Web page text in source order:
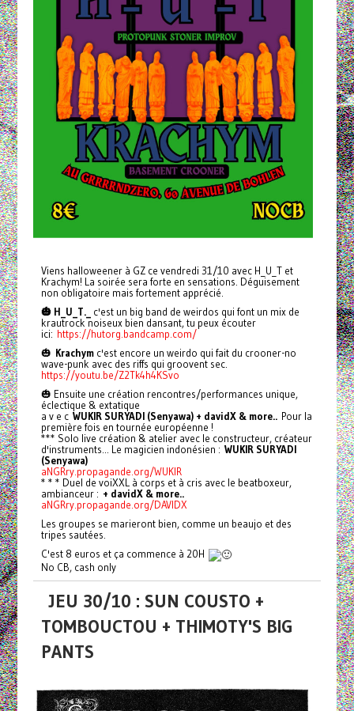
Viens halloweener à GZ ce vendredi 31/10 avec H_U_T et
Krachym! La soirée sera forte en sensations. Déguisement
non obligatoire mais fortement apprécié.
🎃 H_U_T._
c'est un big band de weirdos qui font un mix de
krautrock noiseux bien dansant, tu peux écouter
ici: https://hutorg.bandcamp.com/
🎃 Krachymc'est encore un weirdo qui fait du crooner-no
wave-punk avec des riffs qui groovent sec.
https://youtu.be/Z2Tk4h4KSvo
🎃 Ensuite une création rencontres/performances unique,
éclectique & extatique
a v e c WUKIR SURYADI (Senyawa) + davidX & more.. Pour la
première fois en tournée européenne !
*** Solo live création & atelier avec le constructeur, créateur
d'instruments... Le magicien indonésien : WUKIR SURYADI
(Senyawa)
aNGRry.propagande.org/WUKIR
* * * Duel de voiXXL à corps et à cris avec le beatboxeur,
ambianceur : + davidX & more..
aNGRry.propagande.org/DAVIDX
Les groupes se marieront bien, comme un beaujo et des
tripes sautées.
C'est 8 euros et ça commence à 20H
No CB, cash only
JEU 30/10 : SUN COUSTO +
TOMBOUCTOU + THIMOTY'S BIG
PANTS